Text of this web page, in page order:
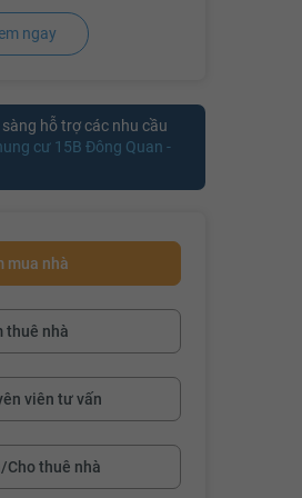
ngay
hỗ trợ các nhu cầu
cư 15B Đông Quan -
mua nhà
thuê nhà
viên tư vấn
Cho thuê nhà